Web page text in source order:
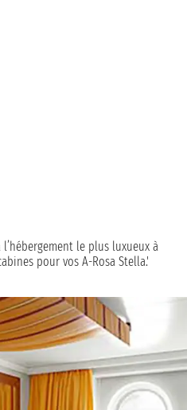
le plus luxueux à
pour vos A-Rosa Stella.'